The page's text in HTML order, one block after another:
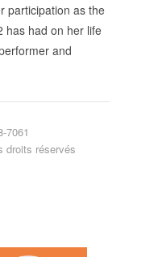
participation as the
has had on her life
and
7061
droits réservés